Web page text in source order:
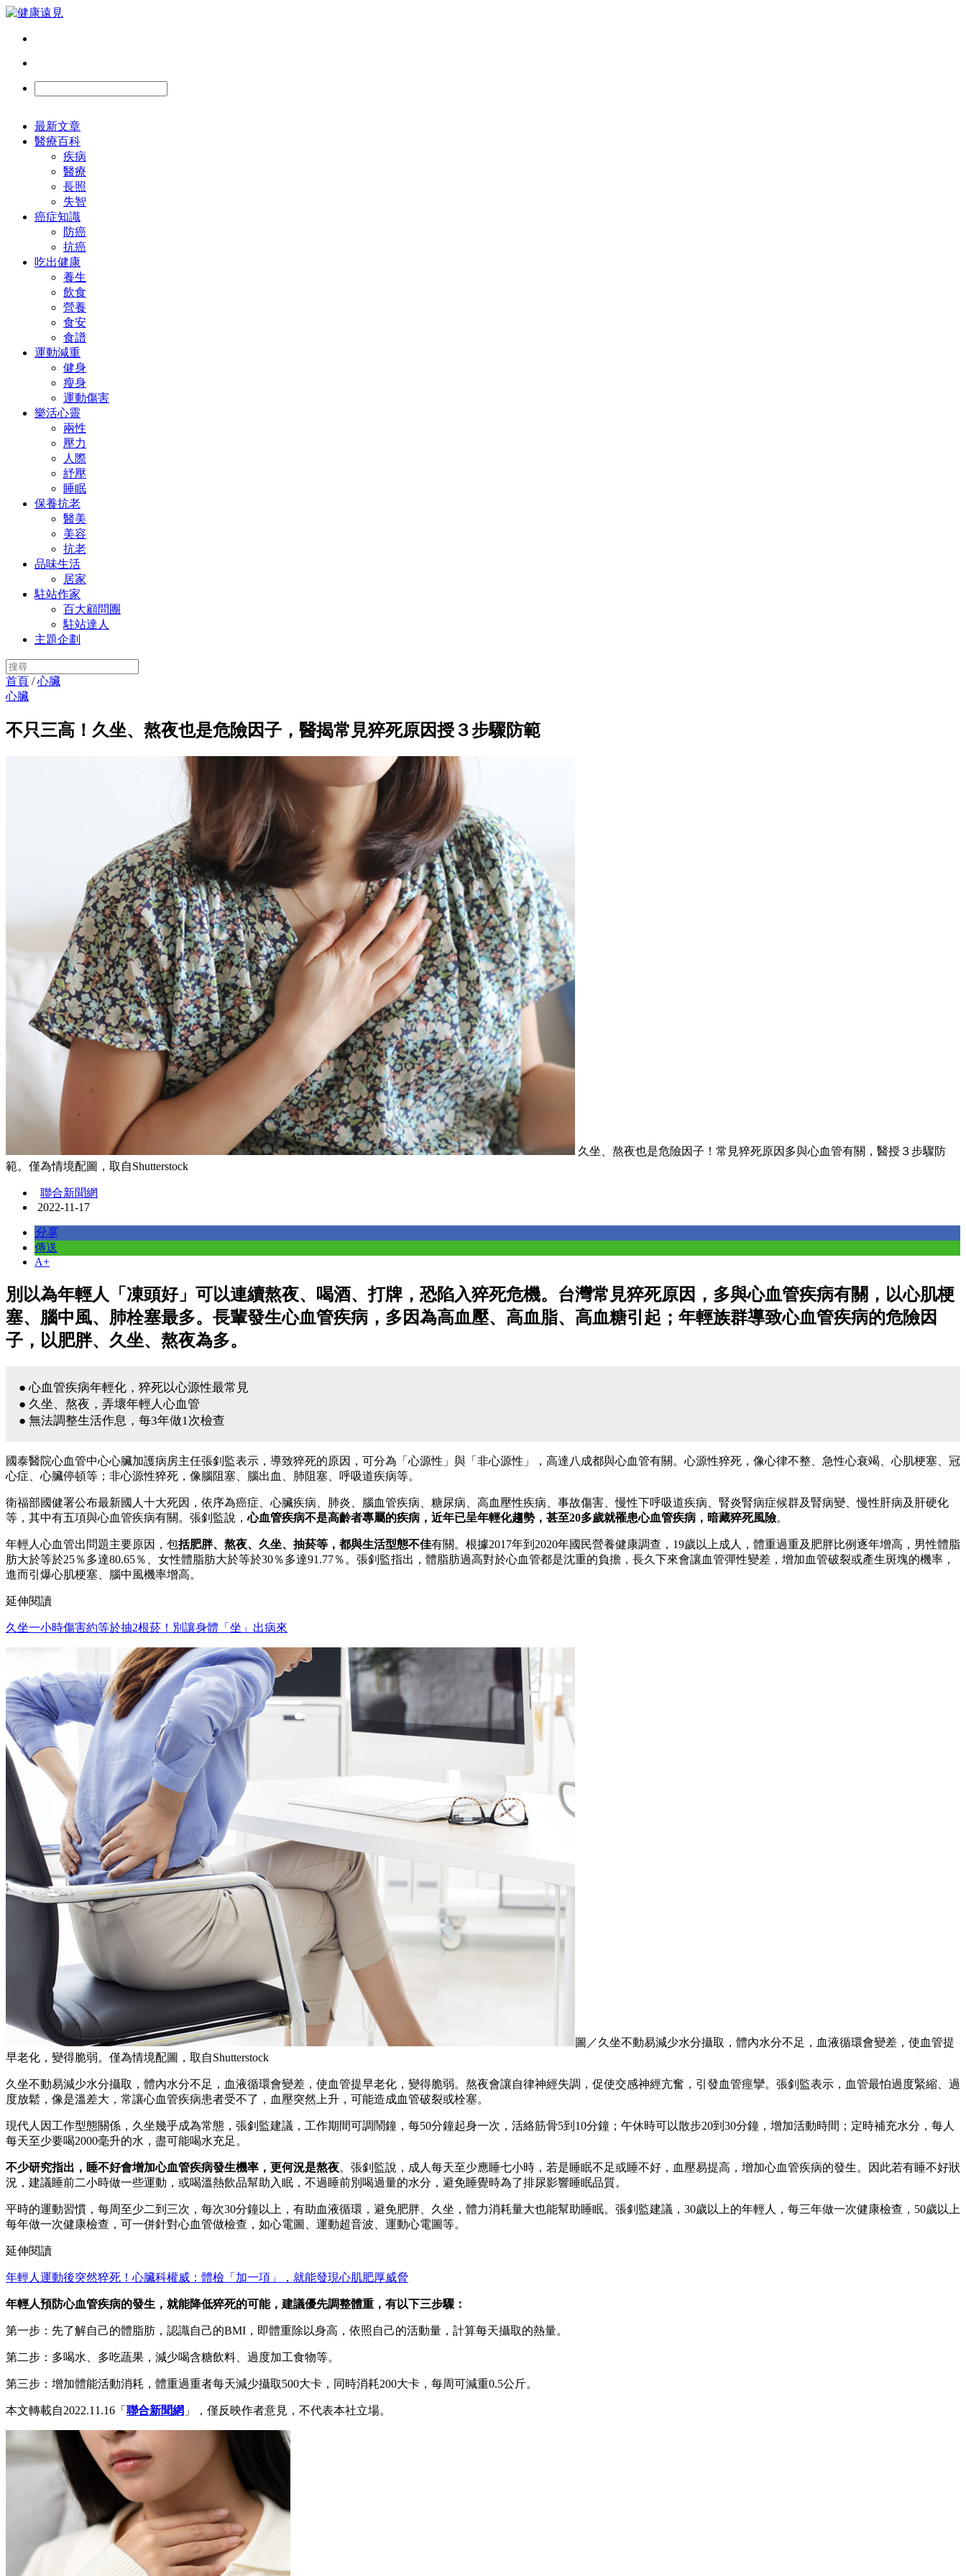
最新文章
醫療百科
疾病
醫療
長照
失智
癌症知識
防癌
抗癌
吃出健康
養生
飲食
營養
食安
食譜
運動減重
健身
瘦身
運動傷害
樂活心靈
兩性
壓力
人際
紓壓
睡眠
保養抗老
醫美
美容
抗老
品味生活
居家
駐站作家
百大顧問團
駐站達人
主題企劃
首頁 /心臟
心臟
不只三高！久坐、熬夜也是危險因子，醫揭常見猝死原因授３步驟防範
久坐、熬夜也是危險因子！常見猝死原因多與心血管有關，醫授３步驟防
範。僅為情境配圖，取自Shutterstock
聯合新聞網
2022-11-17
分享
傳送
A+
別以為年輕人「凍頭好」可以連續熬夜、喝酒、打牌，恐陷入猝死危機。台灣常見猝死原因，多與心血管疾病有關，以心肌梗
塞、腦中風、肺栓塞最多。長輩發生心血管疾病，多因為高血壓、高血脂、高血糖引起；年輕族群導致心血管疾病的危險因
子，以肥胖、久坐、熬夜為多。
● 心血管疾病年輕化，猝死以心源性最常見
● 久坐、熬夜，弄壞年輕人心血管
● 無法調整生活作息，每3年做1次檢查
國泰醫院心血管中心心臟加護病房主任張釗監表示，導致猝死的原因，可分為「心源性」與「非心源性」，高達八成都與心血管有關。心源性猝死，像心律不整、急性心衰竭、心肌梗塞、冠
心症、心臟停頓等；非心源性猝死，像腦阻塞、腦出血、肺阻塞、呼吸道疾病等。
衛福部國健署公布最新國人十大死因，依序為癌症、心臟疾病、肺炎、腦血管疾病、糖尿病、高血壓性疾病、事故傷害、慢性下呼吸道疾病、腎炎腎病症候群及腎病變、慢性肝病及肝硬化
等，其中有五項與心血管疾病有關。張釗監說，心血管疾病不是高齡者專屬的疾病，近年已呈年輕化趨勢，甚至20多歲就罹患心血管疾病，暗藏猝死風險。
年輕人心血管出問題主要原因，包括肥胖、熬夜、久坐、抽菸等，都與生活型態不佳有關。根據2017年到2020年國民營養健康調查，19歲以上成人，體重過重及肥胖比例逐年增高，男性體脂
肪大於等於25％多達80.65％、女性體脂肪大於等於30％多達91.77％。張釗監指出，體脂肪過高對於心血管都是沈重的負擔，長久下來會讓血管彈性變差，增加血管破裂或產生斑塊的機率，
進而引爆心肌梗塞、腦中風機率增高。
延伸閱讀
久坐一小時傷害約等於抽2根菸！別讓身體「坐」出病來
圖／久坐不動易減少水分攝取，體內水分不足，血液循環會變差，使血管提
早老化，變得脆弱。僅為情境配圖，取自Shutterstock
久坐不動易減少水分攝取，體內水分不足，血液循環會變差，使血管提早老化，變得脆弱。熬夜會讓自律神經失調，促使交感神經亢奮，引發血管痙攣。張釗監表示，血管最怕過度緊縮、過
度放鬆，像是溫差大，常讓心血管疾病患者受不了，血壓突然上升，可能造成血管破裂或栓塞。
現代人因工作型態關係，久坐幾乎成為常態，張釗監建議，工作期間可調鬧鐘，每50分鐘起身一次，活絡筋骨5到10分鐘；午休時可以散步20到30分鐘，增加活動時間；定時補充水分，每人
每天至少要喝2000毫升的水，盡可能喝水充足。
不少研究指出，睡不好會增加心血管疾病發生機率，更何況是熬夜。張釗監說，成人每天至少應睡七小時，若是睡眠不足或睡不好，血壓易提高，增加心血管疾病的發生。因此若有睡不好狀
況，建議睡前二小時做一些運動，或喝溫熱飲品幫助入眠，不過睡前別喝過量的水分，避免睡覺時為了排尿影響睡眠品質。
平時的運動習慣，每周至少二到三次，每次30分鐘以上，有助血液循環，避免肥胖、久坐，體力消耗量大也能幫助睡眠。張釗監建議，30歲以上的年輕人，每三年做一次健康檢查，50歲以上
每年做一次健康檢查，可一併針對心血管做檢查，如心電圖、運動超音波、運動心電圖等。
延伸閱讀
年輕人運動後突然猝死！心臟科權威：體檢「加一項」，就能發現心肌肥厚威脅
年輕人預防心血管疾病的發生，就能降低猝死的可能，建議優先調整體重，有以下三步驟：
第一步：先了解自己的體脂肪，認識自己的BMI，即體重除以身高，依照自己的活動量，計算每天攝取的熱量。
第二步：多喝水、多吃蔬果，減少喝含糖飲料、過度加工食物等。
第三步：增加體能活動消耗，體重過重者每天減少攝取500大卡，同時消耗200大卡，每周可減重0.5公斤。
本文轉載自2022.11.16「 聯合新聞網 」，僅反映作者意見，不代表本社立場。